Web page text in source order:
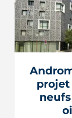
projet